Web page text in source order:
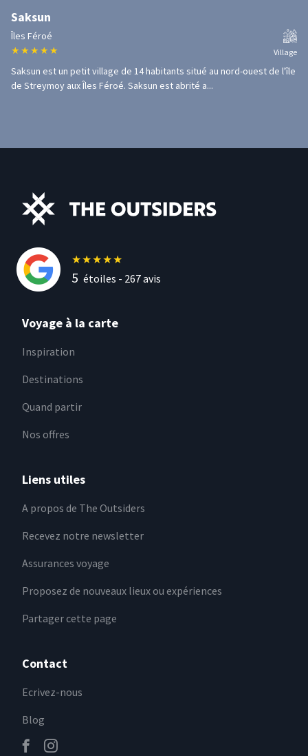
Saksun
Îles Féroé
★ ★ ★ ★ ★ Village
Saksun est un petit village de 14 habitants situé au nord-ouest de l'île
de Streymoy aux Îles Féroé. Saksun est abrité a...
★★★★★
5 étoiles - 267avis
Voyage à la carte
Inspiration
Destinations
Quand partir
Nos offres
Liens utiles
A propos de The Outsiders
Recevez notre newsletter
Assurances voyage
Proposez de nouveaux lieux ou expériences
Partager cette page
Contact
Ecrivez-nous
Blog